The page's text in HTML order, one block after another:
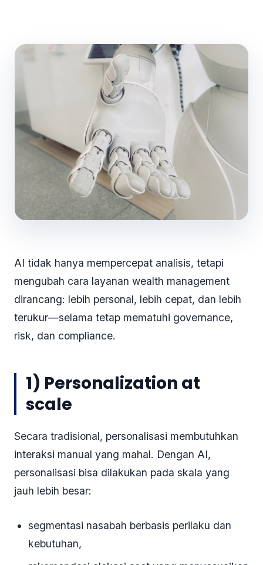
AI tidak hanya mempercepat analisis, tetapi
mengubah cara layanan wealth management
dirancang: lebih personal, lebih cepat, dan lebih
terukur—selama tetap mematuhi governance,
risk, dan compliance.
1) Personalization at
scale
Secara tradisional, personalisasi membutuhkan
interaksi manual yang mahal. Dengan AI,
personalisasi bisa dilakukan pada skala yang
jauh lebih besar:
segmentasi nasabah berbasis perilaku dan
kebutuhan,